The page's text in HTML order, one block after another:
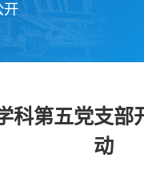
开
科第五党支
动